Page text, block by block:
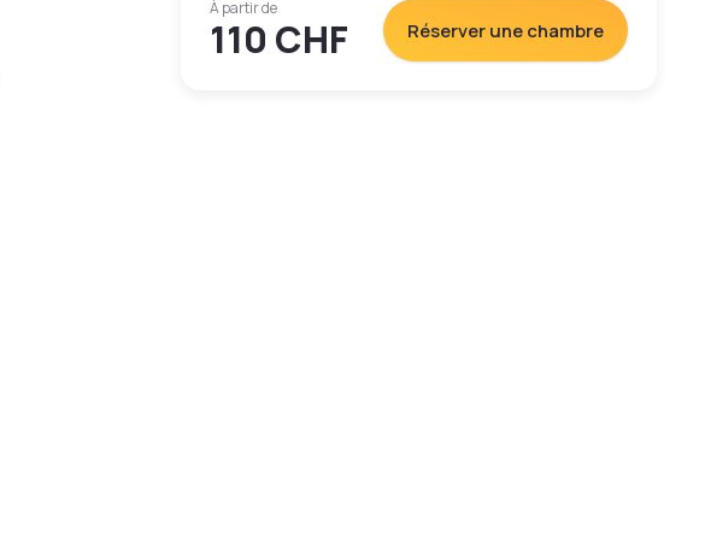
À partir de
110 CHF Réserver une chambre